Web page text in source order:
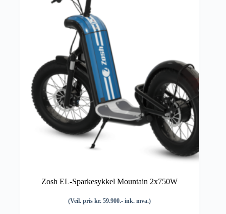
Zosh EL-Sparkesykkel Mountain 2x750W
(Veil. pris kr. 59.900.- ink. mva.)